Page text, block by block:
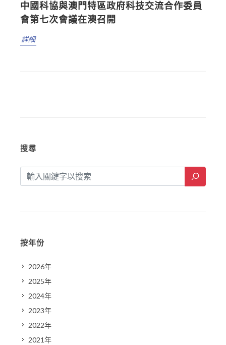
中國科協與澳門特區政府科技交流合作委員
會第七次會議在澳召開
詳細
搜尋
按年份
2026年
2025年
2024年
2023年
2022年
2021年